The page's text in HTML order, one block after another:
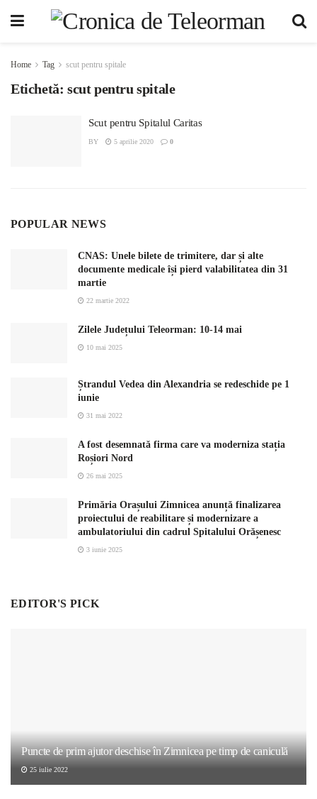
Home Tag scut pentru spitale
Etichetă: scut pentru spitale
Scut pentru Spitalul Caritas
BY 5 aprilie 2020 0
POPULAR NEWS
CNAS: Unele bilete de trimitere, dar și alte
documente medicale își pierd valabilitatea din 31
martie
22 martie 2022
Zilele Județului Teleorman: 10-14 mai
10 mai 2025
Ștrandul Vedea din Alexandria se redeschide pe 1
iunie
31 mai 2022
A fost desemnată firma care va moderniza stația
Roșiori Nord
26 mai 2025
Primăria Orașului Zimnicea anunță finalizarea
proiectului de reabilitare și modernizare a
ambulatoriului din cadrul Spitalului Orășenesc
3 iunie 2025
EDITOR'S PICK
Puncte de prim ajutor deschise în Zimnicea pe timp de caniculă
25 iulie 2022